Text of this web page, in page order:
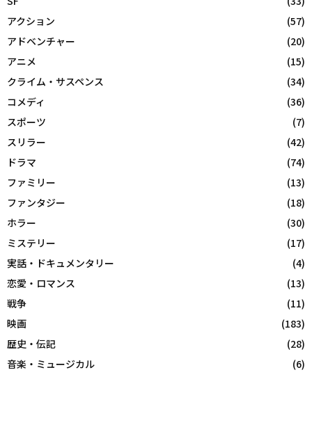
アクション
(57)
アドベンチャー
(20)
アニメ
(15)
クライム・サスペンス
(34)
コメディ
(36)
スポーツ
(7)
スリラー
(42)
ドラマ
(74)
ファミリー
(13)
ファンタジー
(18)
ホラー
(30)
ミステリー
(17)
実話・ドキュメンタリー
(4)
恋愛・ロマンス
(13)
戦争
(11)
映画
(183)
歴史・伝記
(28)
音楽・ミュージカル
(6)